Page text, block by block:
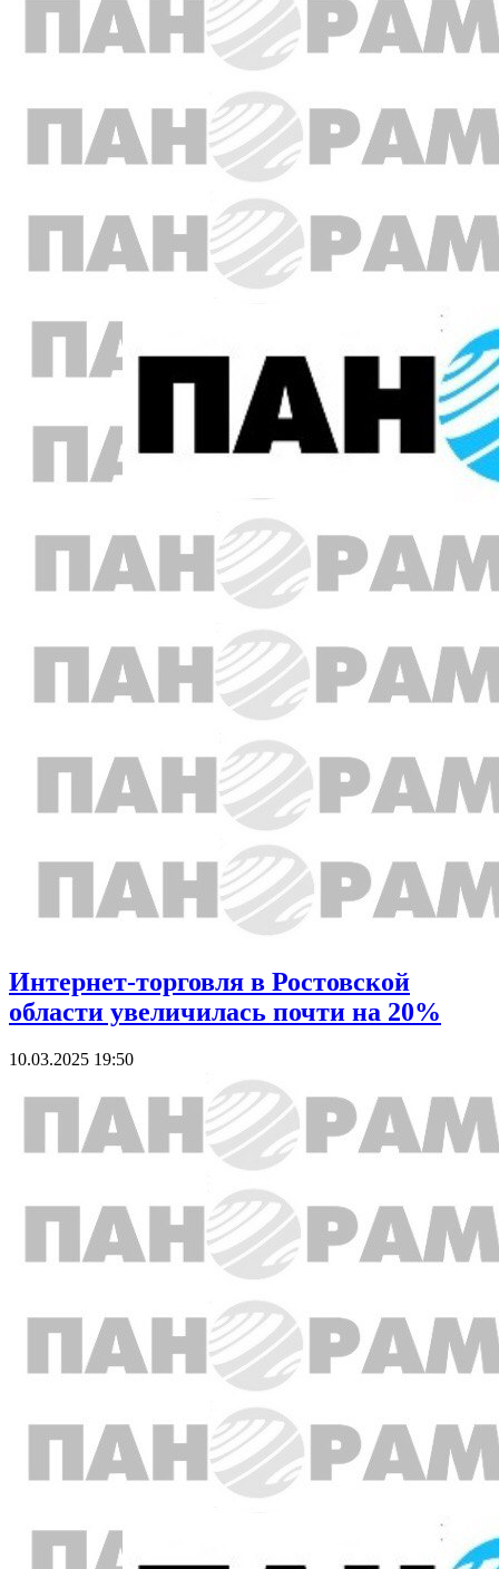
Интернет-торговля в Ростовской
области увеличилась почти на 20%
10.03.2025 19:50